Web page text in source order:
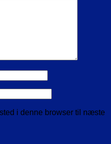
i denne browser til næste